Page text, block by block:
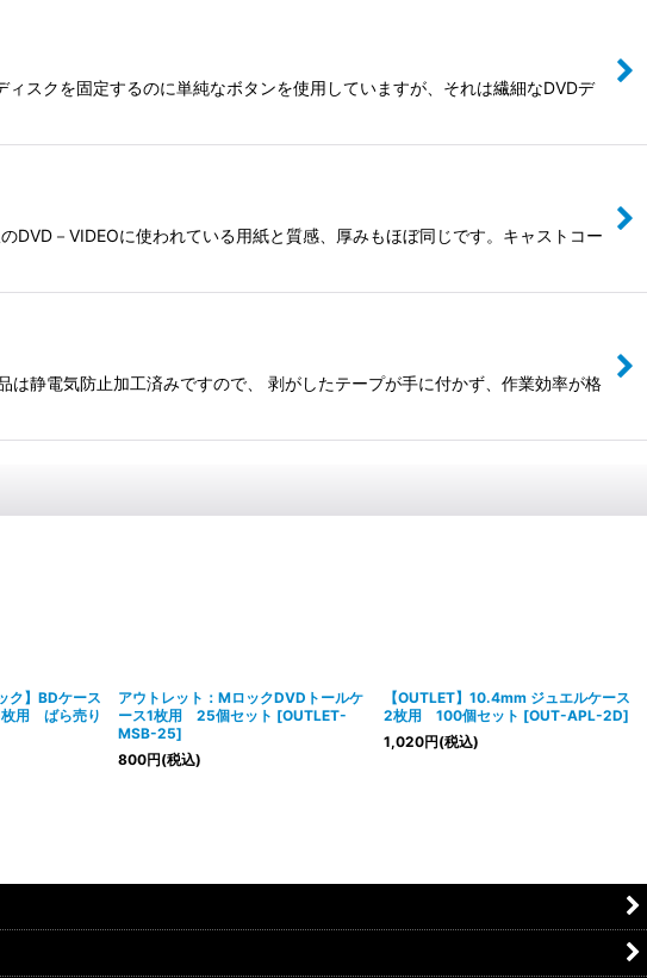
スクを固定するのに単純なボタンを使用していますが、それは繊細なDVDデ
－VIDEOに使われている用紙と質感、厚みもほぼ同じです。キャストコー
静電気防止加工済みですので、 剥がしたテープが手に付かず、作業効率が格
ク】BDケース
用 ばら売り
アウトレット：MロックDVDトールケ
ース1枚用 25個セット [OUTLET-
MSB-25]
800円(税込)
【OUTLET】10.4mm ジュエルケース
2枚用 100個セット [OUT-APL-2D]
1,020円(税込)